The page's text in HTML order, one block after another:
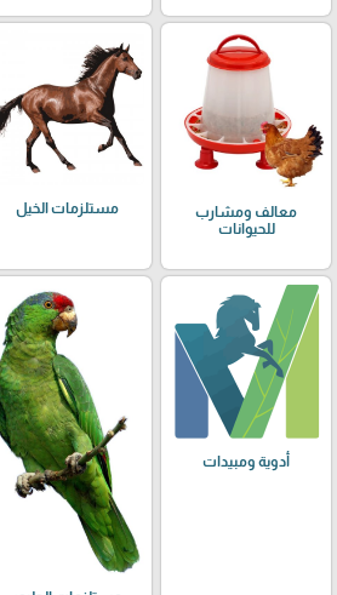
معالف ومشارب
للحيوانات
مستلزمات الخيل
أدوية ومبيدات